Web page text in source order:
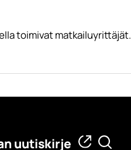
toimivat matkailuyrittäjät.
uutiskirje